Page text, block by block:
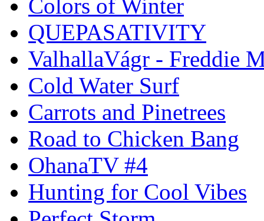
Colors of Winter
QUEPASATIVITY
ValhallaVágr - Freddie
Cold Water Surf
Carrots and Pinetrees
Road to Chicken Bang
OhanaTV #4
Hunting for Cool Vibes